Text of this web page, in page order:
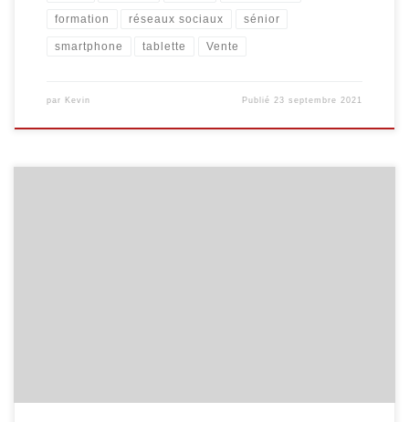
formation réseaux sociaux sénior
smartphone tablette Vente
par Kevin Publié 23 septembre 2021